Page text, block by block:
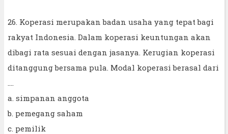
26. Koperasi merupakan badan usaha yang tepat bagi
rakyat Indonesia. Dalam koperasi keuntungan akan
dibagi rata sesuai dengan jasanya. Kerugian koperasi
ditanggung bersama pula. Modal koperasi berasal dari
a. simpanan anggota
b. pemegang saham
c. pemilik